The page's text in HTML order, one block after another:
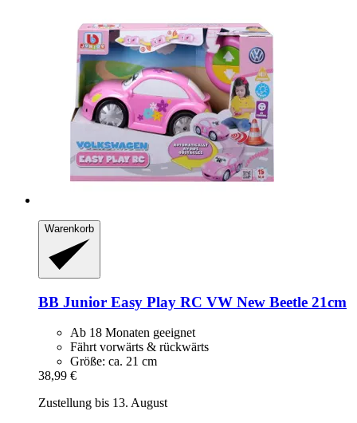
Warenkorb
BB Junior Easy Play RC VW New Beetle 21cm
Ab 18 Monaten geeignet
Fährt vorwärts & rückwärts
Größe: ca. 21 cm
38,99 €
Zustellung bis 13. August